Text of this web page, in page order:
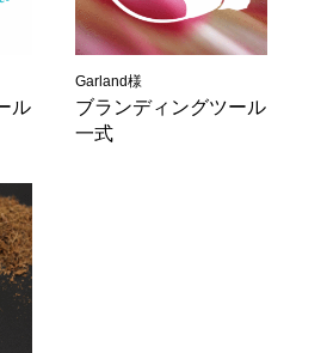
ル
Garland様
ブランディングツール
一式